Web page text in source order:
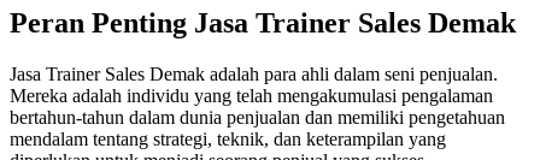
Peran Penting Jasa Trainer Sales Demak
Jasa Trainer Sales Demak adalah para ahli dalam seni penjualan.
Mereka adalah individu yang telah mengakumulasi pengalaman
bertahun-tahun dalam dunia penjualan dan memiliki pengetahuan
mendalam tentang strategi, teknik, dan keterampilan yang